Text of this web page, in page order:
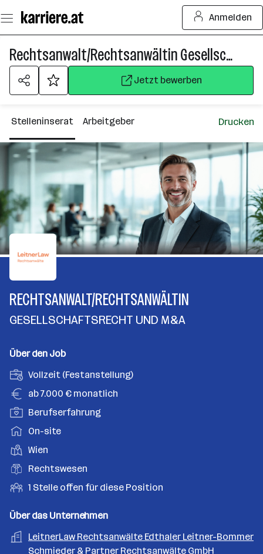
Seiteninhalt
springen
Anmelden
Rechtsanwalt/Rechtsanwältin Gesellschaftsrecht und M&A
Jetzt bewerben
Stelleninserat Arbeitgeber Drucken
RECHTSANWALT/RECHTSANWÄLTIN
GESELLSCHAFTSRECHT UND M&A
Über den Job
A
n
t
e
l
u
n
s
r
Vollzeit (Festanstellung)
G
e
h
a
l
t
ab 7.000 € monatlich
P
o
i
t
i
n
e
Berufserfahrung
A
r
b
e
i
s
m
o
On-site
D
i
n
t
o
Wien
B
e
u
s
Rechtswesen
O
f
n
1 Stelle offen für diese Position
Über das Unternehmen
A
LeitnerLaw Rechtsanwälte Edthaler Leitner-Bommer
Schmieder & Partner Rechtsanwälte GmbH